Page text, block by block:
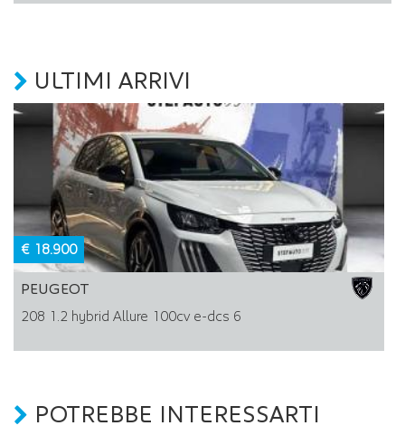
ULTIMI ARRIVI
€ 18.900
PEUGEOT
208 1.2 hybrid Allure 100cv e-dcs 6
POTREBBE INTERESSARTI